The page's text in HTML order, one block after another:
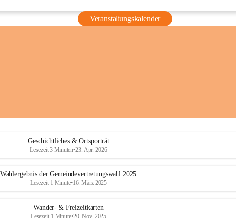
Veranstaltungskalender
Geschichtliches & Ortsporträt
Lesezeit 3 Minuten•23. Apr. 2026
Wahlergebnis der Gemeindevertretungswahl 2025
Lesezeit 1 Minute•16. März 2025
Wander- & Freizeitkarten
Lesezeit 1 Minute•20. Nov. 2025